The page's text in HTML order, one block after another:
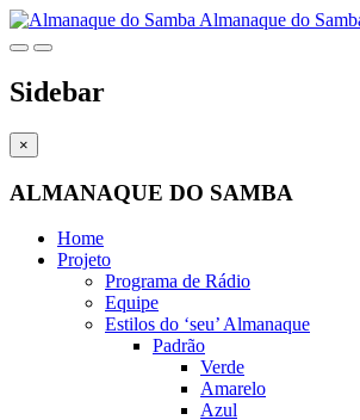
Almanaque do
Sidebar
×
ALMANAQUE DO SAMBA
Home
Projeto
Programa de Rádio
Equipe
Estilos do ‘seu’ Almanaque
Padrão
Verde
Amarelo
Azul